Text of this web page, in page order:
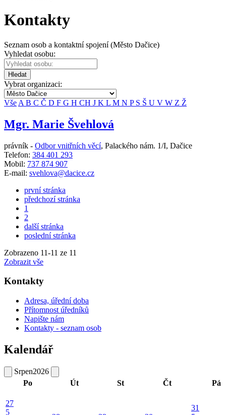
Kontakty
Seznam osob a kontaktní spojení (Město Dačice)
Vyhledat osobu:
Hledat
Vybrat organizaci:
Vše A B C Č D F G H CH J K L M N P S Š U V W Z Ž
Mgr. Marie Švehlová
právník - Odbor vnitřních věcí, Palackého nám. 1/I, Dačice
Telefon: 384 401 293
Mobil: 737 874 907
E-mail: svehlova@dacice.cz
první stránka
předchozí stránka
1
2
další stránka
poslední stránka
Zobrazeno 11-11 ze 11
Zobrazit vše
Kontakty
Adresa, úřední doba
Přítomnost úředníků
Napište nám
Kontakty - seznam osob
Kalendář
Srpen2026
Po
Út St Čt Pá
27
5
31